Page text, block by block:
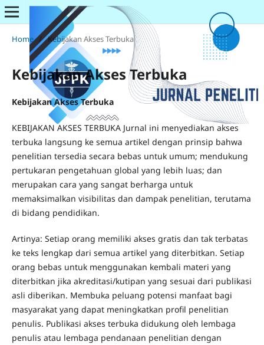
Home / Kebijakan Akses Terbuka
Kebijakan Akses Terbuka
Kebijakan Akses Terbuka
KEBIJAKAN AKSES TERBUKA Jurnal ini menyediakan akses
terbuka langsung ke semua artikel dengan prinsip bahwa
penelitian tersedia secara bebas untuk umum; mendukung
pertukaran pengetahuan global yang lebih luas; dan
merupakan cara yang sangat berharga untuk
memaksimalkan visibilitas dan dampak penelitian, terutama
di bidang pendidikan.
Artinya: Setiap orang memiliki akses gratis dan tak terbatas
ke teks lengkap dari semua artikel yang diterbitkan. Setiap
orang bebas untuk menggunakan kembali materi yang
diterbitkan jika akreditasi/kutipan yang sesuai dari publikasi
asli diberikan. Membuka peluang potensi manfaat bagi
masyarakat yang dapat meningkatkan profil penelitian
penulis. Publikasi akses terbuka didukung oleh lembaga
penulis atau lembaga pendanaan penelitian dengan